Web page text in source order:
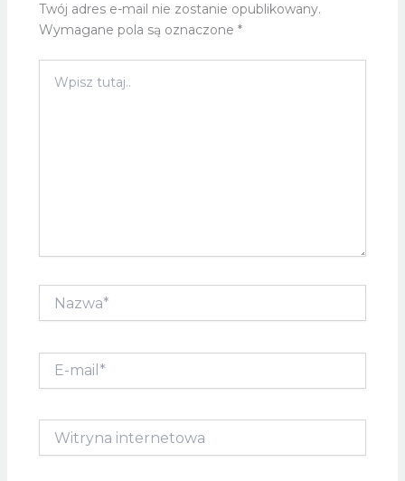
Twój adres e-mail nie zostanie opublikowany.
Wymagane pola są oznaczone *
tutaj..
mail*
Witryna
internetowa